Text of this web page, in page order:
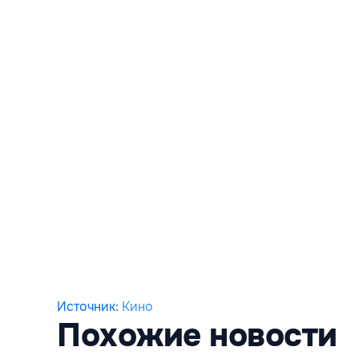
Источник: Кино
Похожие новости